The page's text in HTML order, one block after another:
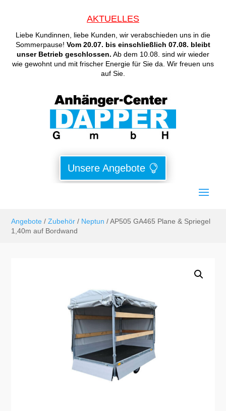
AKTUELLES
Liebe Kundinnen, liebe Kunden, wir verabschieden uns in die
Sommerpause! Vom 20.07. bis einschließlich 07.08. bleibt
unser Betrieb geschlossen. Ab dem 10.08. sind wir wieder
wie gewohnt und mit frischer Energie für Sie da. Wir freuen uns
auf Sie.
Unsere Angebote
Angebote /Zubehör / Neptun / AP505 GA465 Plane & Spriegel
1,40m auf Bordwand